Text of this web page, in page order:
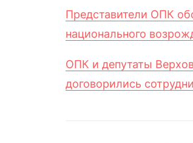
Представители ОПК
национального
ОПК и депутаты
договорились